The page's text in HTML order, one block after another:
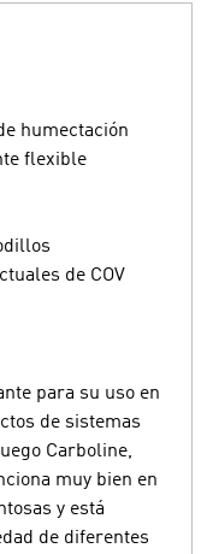
humectación
flexible
de COV
para su uso en
de sistemas
Carboline,
muy bien en
y está
de diferentes